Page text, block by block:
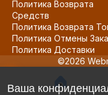
Политика Возврата
Средств
Политика Возврата
Политика Отмены
Политика Доставки
©2026
Ваша